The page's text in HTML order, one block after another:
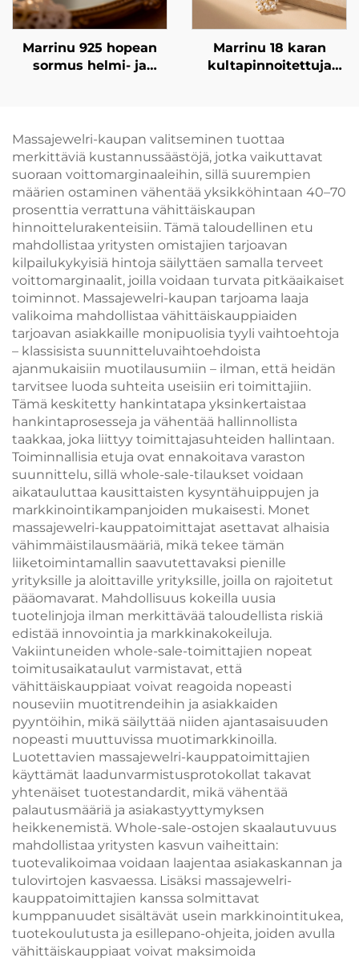
Marrinu 925 hopean
sormus helmi- ja
Marrinu 18 karan
kultapinnoitettuja
perunamaisia helmiä
sisältäviä korvakoruja
– kevyitä ja
elegantteja
koristeellisia
riippukorvakoruja
Massajewelri-kaupan valitseminen tuottaa
merkittäviä kustannussäästöjä, jotka vaikuttavat
suoraan voittomarginaaleihin, sillä suurempien
määrien ostaminen vähentää yksikköhintaan 40–70
prosenttia verrattuna vähittäiskaupan
hinnoittelurakenteisiin. Tämä taloudellinen etu
mahdollistaa yritysten omistajien tarjoavan
kilpailukykyisiä hintoja säilyttäen samalla terveet
voittomarginaalit, joilla voidaan turvata pitkäaikaiset
toiminnot. Massajewelri-kaupan tarjoama laaja
valikoima mahdollistaa vähittäiskauppiaiden
tarjoavan asiakkaille monipuolisia tyyli vaihtoehtoja
– klassisista suunnitteluvaihtoehdoista
ajanmukaisiin muotilausumiin – ilman, että heidän
tarvitsee luoda suhteita useisiin eri toimittajiin.
Tämä keskitetty hankintatapa yksinkertaistaa
hankintaprosesseja ja vähentää hallinnollista
taakkaa, joka liittyy toimittajasuhteiden hallintaan.
Toiminnallisia etuja ovat ennakoitava varaston
suunnittelu, sillä whole-sale-tilaukset voidaan
aikatauluttaa kausittaisten kysyntähuippujen ja
markkinointikampanjoiden mukaisesti. Monet
massajewelri-kauppatoimittajat asettavat alhaisia
vähimmäistilausmääriä, mikä tekee tämän
liiketoimintamallin saavutettavaksi pienille
yrityksille ja aloittaville yrityksille, joilla on rajoitetut
pääomavarat. Mahdollisuus kokeilla uusia
tuotelinjoja ilman merkittävää taloudellista riskiä
edistää innovointia ja markkinakokeiluja.
Vakiintuneiden whole-sale-toimittajien nopeat
toimitusaikataulut varmistavat, että
vähittäiskauppiaat voivat reagoida nopeasti
nouseviin muotitrendeihin ja asiakkaiden
pyyntöihin, mikä säilyttää niiden ajantasaisuuden
nopeasti muuttuvissa muotimarkkinoilla.
Luotettavien massajewelri-kauppatoimittajien
käyttämät laadunvarmistusprotokollat takavat
yhtenäiset tuotestandardit, mikä vähentää
palautusmääriä ja asiakastyyttymyksen
heikkenemistä. Whole-sale-ostojen skaalautuvuus
mahdollistaa yritysten kasvun vaiheittain:
tuotevalikoimaa voidaan laajentaa asiakaskannan ja
tulovirtojen kasvaessa. Lisäksi massajewelri-
kauppatoimittajien kanssa solmittavat
kumppanuudet sisältävät usein markkinointitukea,
tuotekoulutusta ja esillepano-ohjeita, joiden avulla
vähittäiskauppiaat voivat maksimoida